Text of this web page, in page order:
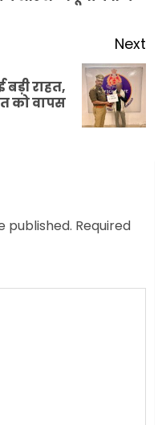
Next
राहत,
को वापस
published. Required